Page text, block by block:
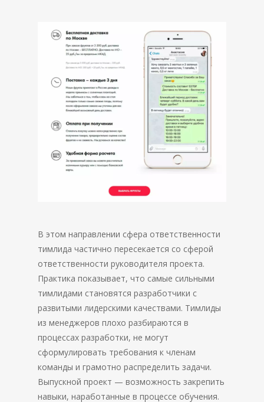
В этом направлении сфера ответственности
тимлида частично пересекается со сферой
ответственности руководителя проекта.
Практика показывает, что самые сильными
тимлидами становятся разработчики с
развитыми лидерскими качествами. Тимлиды
из менеджеров плохо разбираются в
процессах разработки, не могут
сформулировать требования к членам
команды и грамотно распределить задачи.
Выпускной проект — возможность закрепить
навыки, наработанные в процессе обучения.